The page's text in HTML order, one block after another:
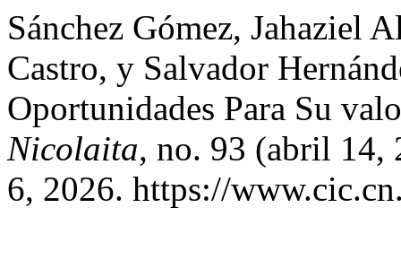
Sánchez Gómez, Jahaziel
Castro, y Salvador
Oportunidades Para Su
Nicolaita, no. 93 (abril 14,
6, 2026. https://